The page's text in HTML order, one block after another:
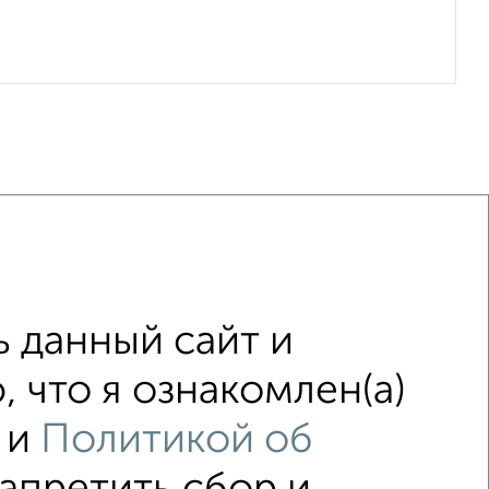
до 40 м²
данный сайт и
я ознакомлен(а)
и Политикой об